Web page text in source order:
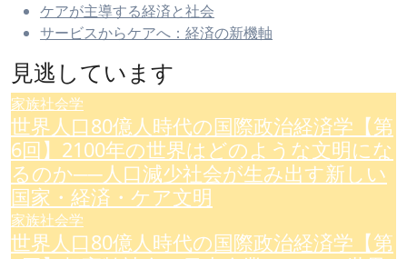
ケアが主導する経済と社会
サービスからケアへ：経済の新機軸
見逃しています
家族社会学
世界人口80億人時代の国際政治経済学【第
6回】2100年の世界はどのような文明にな
るのか──人口減少社会が生み出す新しい
国家・経済・ケア文明
家族社会学
世界人口80億人時代の国際政治経済学【第